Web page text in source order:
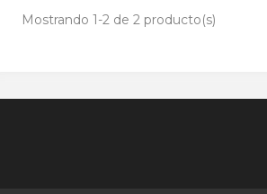
Mostrando 1-2 de 2 producto(s)